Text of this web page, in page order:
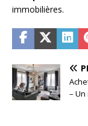
immobilières.
–